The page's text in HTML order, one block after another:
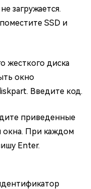
загружается.
SSD и
жесткого диска
окно
Введите код.
приведенные
окна. При каждом
Enter.